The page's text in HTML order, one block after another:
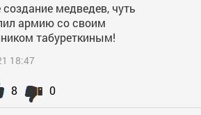
медведев, чуть
армию со своим
табуреткиным!
18:47
0
8